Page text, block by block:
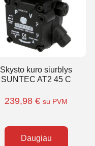
Skysto kuro siurblys
SUNTEC AT2 45 C
239,98 € su PVM
Daugiau